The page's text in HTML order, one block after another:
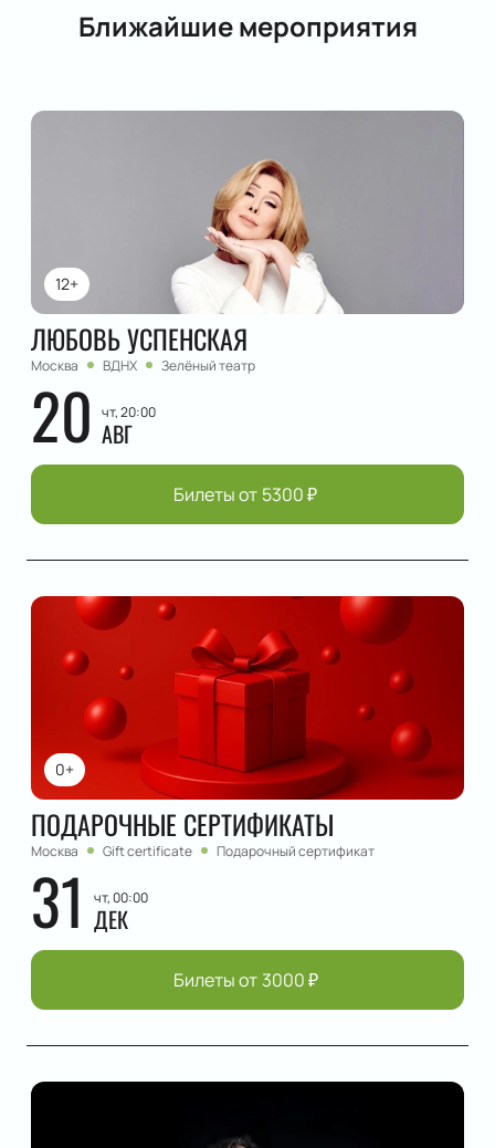
Ближайшие мероприятия
12+
ЛЮБОВЬ УСПЕНСКАЯ
Москва ВДНХ Зелёный театр
20 чт, 20:00
АВГ
Билеты от 5300₽
0+
ПОДАРОЧНЫЕ СЕРТИФИКАТЫ
Москва Gift certificate Подарочный сертификат
31 чт, 00:00
ДЕК
Билеты от 3000₽